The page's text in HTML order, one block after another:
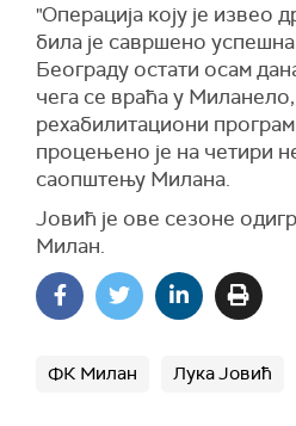
"Операција коју је извео
била је савршено
Београду остати осам
чега се враћа у
рехабилитациони
процењено је на четири
саопштењу Милана.
Јовић је ове сезоне
Милан.
ФК Милан Лука Јовић